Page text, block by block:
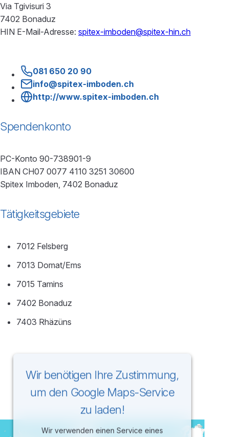
Via Tgivisuri 3
7402 Bonaduz
HIN E-Mail-Adresse: spitex-imboden@spitex-hin.ch
081 650 20 90
info@spitex-imboden.ch
http://www.spitex-imboden.ch
Spendenkonto
PC-Konto 90-738901-9
IBAN CH07 0077 4110 3251 30600
Spitex Imboden, 7402 Bonaduz
Tätigkeitsgebiete
7012 Felsberg
7013 Domat/Ems
7015 Tamins
7402 Bonaduz
7403 Rhäzüns
Wir benötigen Ihre Zustimmung,
um den Google Maps-Service
zu laden!
Wir verwenden einen Service eines